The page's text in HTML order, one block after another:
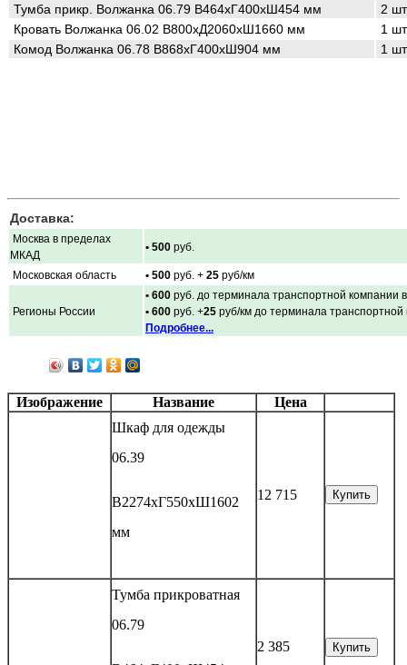
Тумба прикр. Волжанка 06.79 В464хГ400хШ454 мм
2 шт
Кровать Волжанка 06.02 В800хД2060хШ1660 мм
1 шт
Комод Волжанка 06.78 В868хГ400хШ904 мм
1 шт
Доставка:
Москва в пределах
МКАД
• 500 руб.
Московская область • 500 руб. + 25 руб/км
Регионы России
• 600 руб. до терминала транспортной компании
• 600 руб. +25 руб/км до терминала
Подробнее...
Изображение Название
Цена
Шкаф для одежды
06.39
В2274хГ550хШ1602
мм
12 715 Купить
Тумба прикроватная
06.79
2 385 Купить